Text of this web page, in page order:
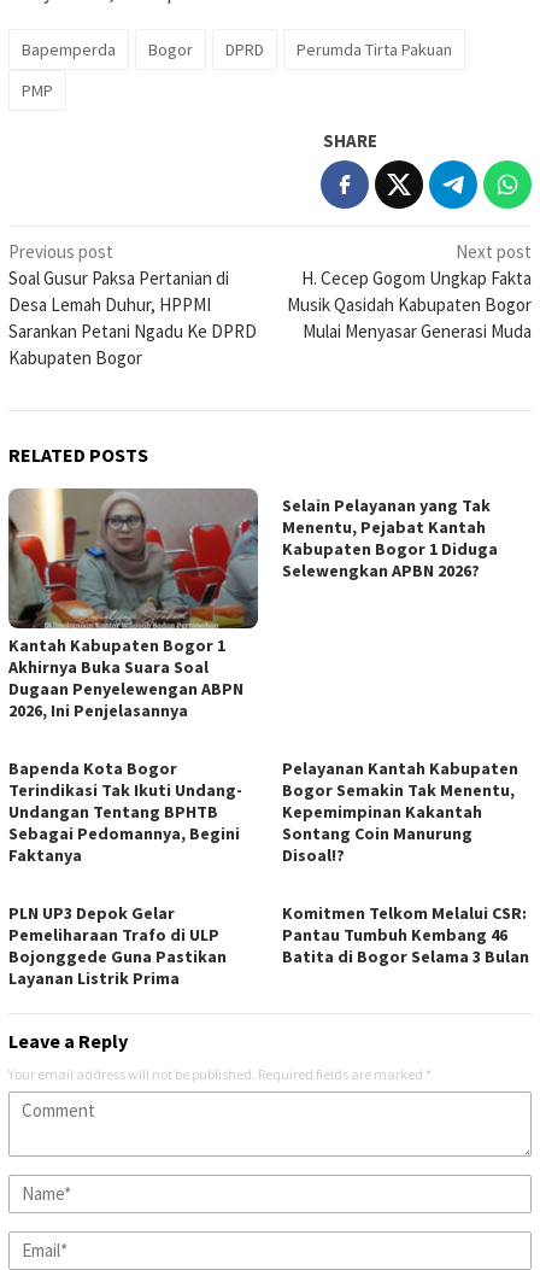
Bapemperda Bogor DPRD
Perumda Tirta Pakuan
PMP
SHARE
Post
navigation
Previous post
Soal Gusur Paksa Pertanian di
Desa Lemah Duhur, HPPMI
Sarankan Petani Ngadu Ke DPRD
Kabupaten Bogor
Next post
H. Cecep Gogom Ungkap Fakta
Musik Qasidah Kabupaten Bogor
Mulai Menyasar Generasi Muda
RELATED POSTS
Kantah Kabupaten Bogor 1
Akhirnya Buka Suara Soal
Dugaan Penyelewengan ABPN
2026, Ini Penjelasannya
Selain Pelayanan yang Tak
Menentu, Pejabat Kantah
Kabupaten Bogor 1 Diduga
Selewengkan APBN 2026?
Bapenda Kota Bogor
Terindikasi Tak Ikuti Undang-
Undangan Tentang BPHTB
Sebagai Pedomannya, Begini
Faktanya
Pelayanan Kantah Kabupaten
Bogor Semakin Tak Menentu,
Kepemimpinan Kakantah
Sontang Coin Manurung
Disoal!?
PLN UP3 Depok Gelar
Pemeliharaan Trafo di ULP
Bojonggede Guna Pastikan
Layanan Listrik Prima
Komitmen Telkom Melalui CSR:
Pantau Tumbuh Kembang 46
Batita di Bogor Selama 3 Bulan
Leave a Reply
Your email address will not be published. Required fields are marked *